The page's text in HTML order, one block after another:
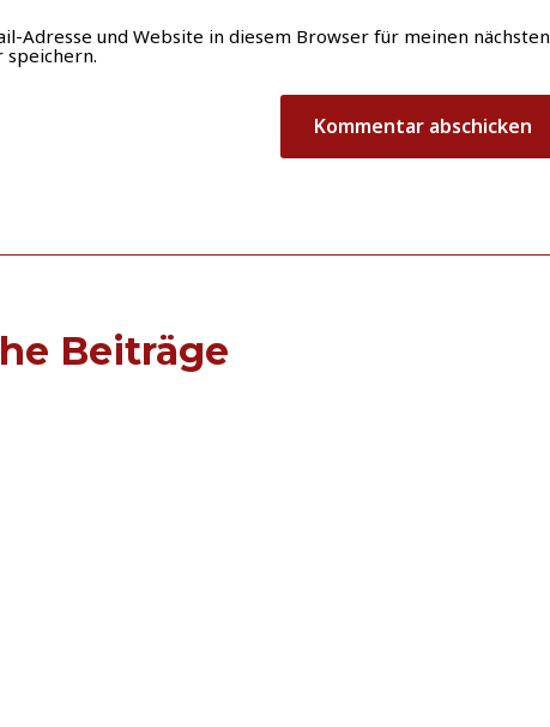
Adresse und Website in diesem Browser für meinen nächsten
speichern.
Beiträge